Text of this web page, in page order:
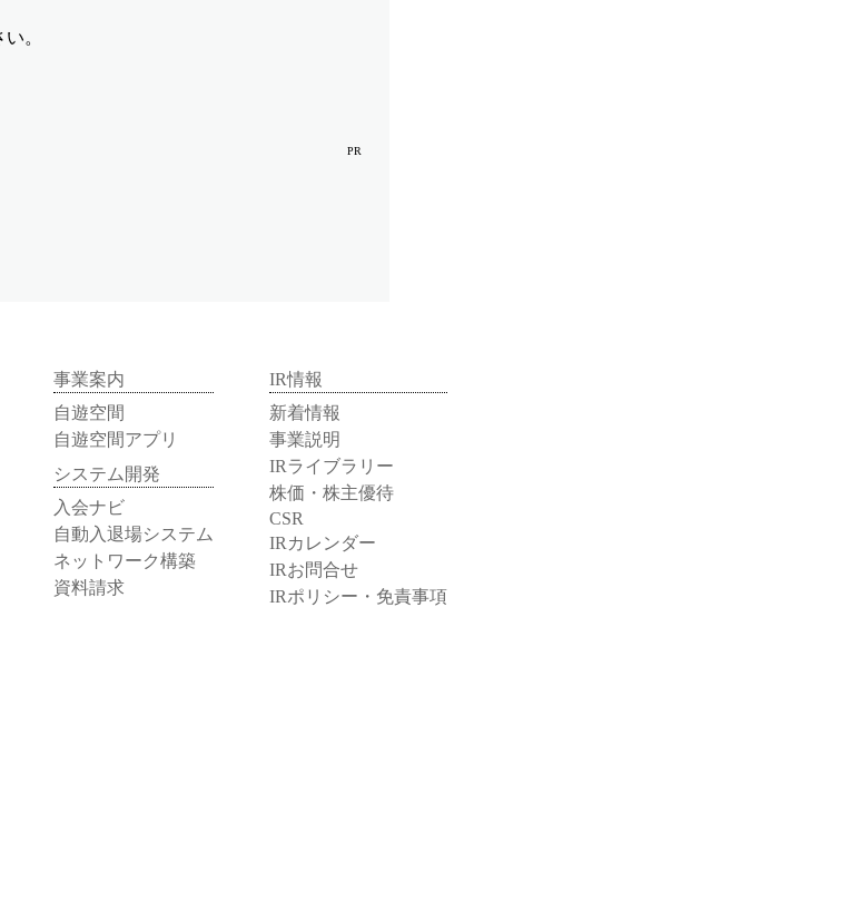
。
PR
事業案内
自遊空間
自遊空間アプリ
システム開発
入会ナビ
自動入退場システム
ネットワーク構築
資料請求
IR情報
新着情報
事業説明
IRライブラリー
株価・株主優待
CSR
IRカレンダー
IRお問合せ
IRポリシー・免責事項